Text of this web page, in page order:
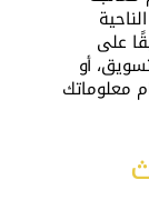
على
أو
معلوماتك